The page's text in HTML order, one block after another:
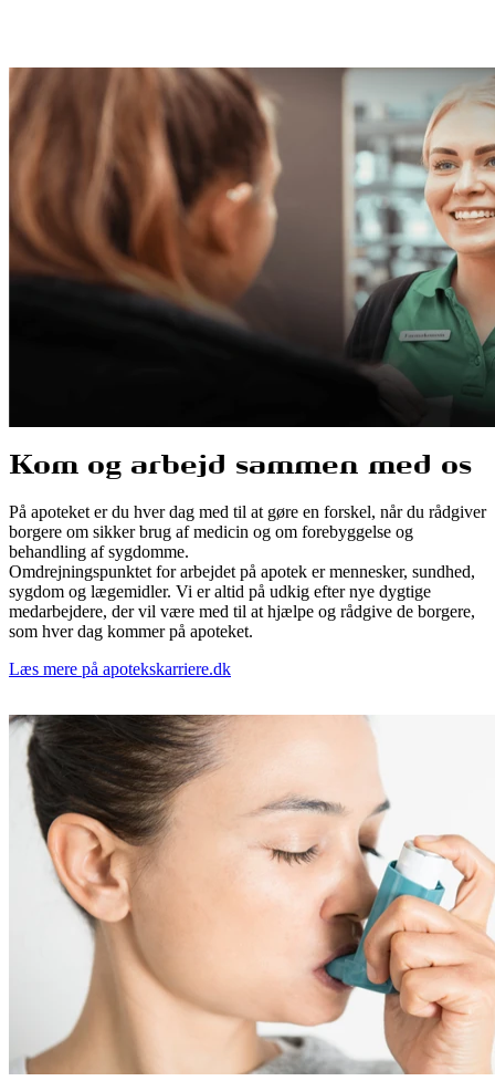
Kom og arbejd sammen med os
På apoteket er du hver dag med til at gøre en forskel, når du rådgiver
borgere om sikker brug af medicin og om forebyggelse og
behandling af sygdomme.
Omdrejningspunktet for arbejdet på apotek er mennesker, sundhed,
sygdom og lægemidler. Vi er altid på udkig efter nye dygtige
medarbejdere, der vil være med til at hjælpe og rådgive de borgere,
som hver dag kommer på apoteket.
Læs mere på apotekskarriere.dk